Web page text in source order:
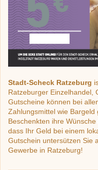
Stadt-Scheck Ratzeburg
Ratzeburger Einzelhandel,
Gutscheine können bei
Zahlungsmittel wie Bargeld
Beschenkten ihre
dass Ihr Geld bei einem
Gutschein untersützen Sie
Gewerbe in Ratzeburg!